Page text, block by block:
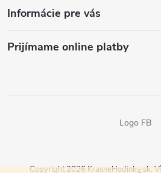
Informácie pre vás
Prijímame online platby
Logo FB
Copyright 2026 KrasneHodinky.sk.